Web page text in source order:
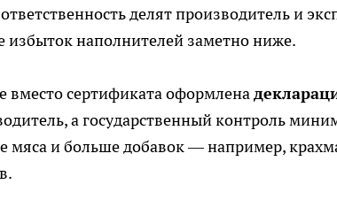
делят производитель и
избыток наполнителей заметно ниже.
вместо сертификата оформлена
а государственный контроль
мяса и больше добавок — например,